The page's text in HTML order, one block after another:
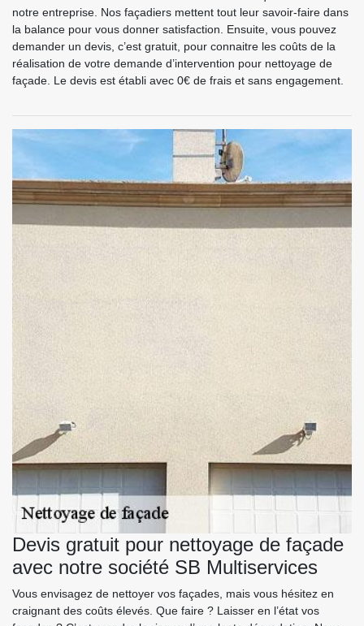
notre entreprise. Nos façadiers mettent tout leur savoir-faire dans
la balance pour vous donner satisfaction. Ensuite, vous pouvez
demander un devis, c’est gratuit, pour connaitre les coûts de la
réalisation de votre demande d’intervention pour nettoyage de
façade. Le devis est établi avec 0€ de frais et sans engagement.
Devis gratuit pour nettoyage de façade
avec notre société SB Multiservices
Vous envisagez de nettoyer vos façades, mais vous hésitez en
craignant des coûts élevés. Que faire ? Laisser en l’état vos